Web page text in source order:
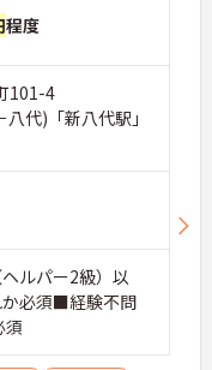
程度
101-4
代)「新八代駅」
ルパー2級）以
必須■経験不問
須